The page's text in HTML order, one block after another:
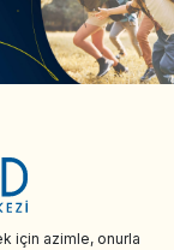
için azimle, onurla